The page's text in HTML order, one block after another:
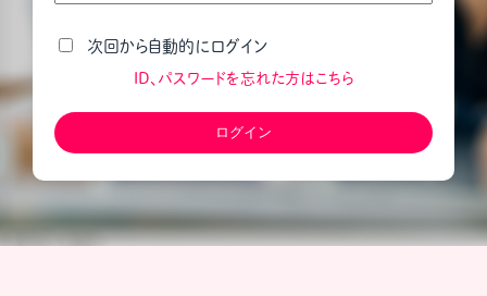
次回から自動的にログイン
ID、パスワードを忘れた方はこちら